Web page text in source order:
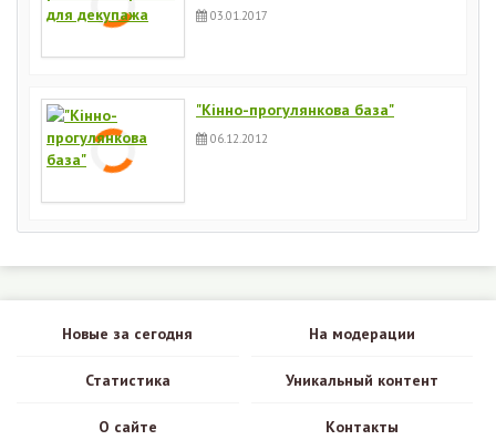
03.01.2017
"Кінно-прогулянкова база"
06.12.2012
Новые за сегодня На модерации
Статистика Уникальный контент
О сайте Контакты